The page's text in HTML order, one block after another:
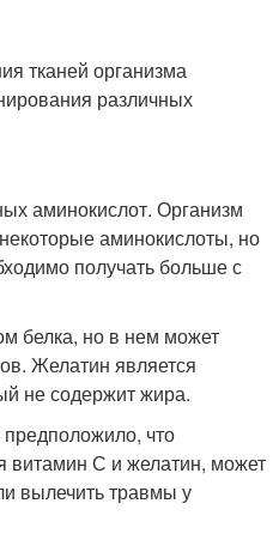
тканей организма
различных
аминокислот. Организм
аминокислоты, но
получать больше с
белка, но в нем может
Желатин является
не содержит жира.
что
витамин С и желатин, может
вылечить травмы у